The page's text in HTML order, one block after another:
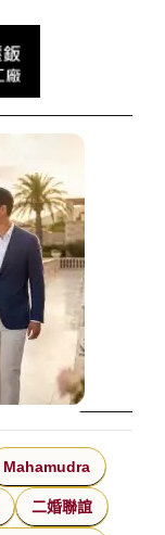
Mahamudra
二婚聯誼